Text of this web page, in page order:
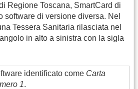
Regione Toscana, SmartCard di
software di versione diversa. Nel
Tessera Sanitaria rilasciata nel
in alto a sinistra con la sigla
identificato come Carta
1.